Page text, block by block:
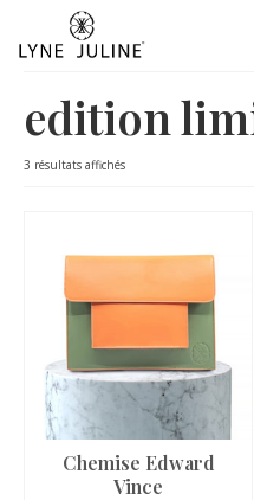
edition
3 résultats affichés
Chemise Edward
Vince